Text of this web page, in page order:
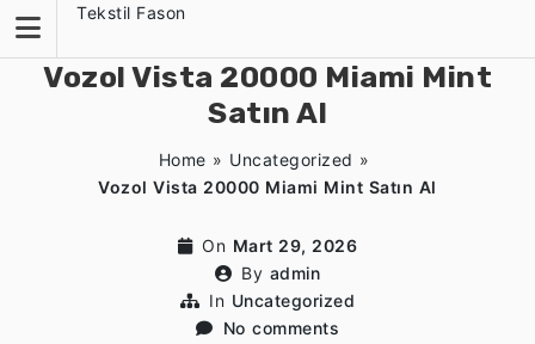
content
Tekstil Fason
Vozol Vista 20000 Miami Mint
Satın Al
Home » Uncategorized »
Vozol Vista 20000 Miami Mint Satın Al
On Mart 29, 2026
By admin
In Uncategorized
No comments